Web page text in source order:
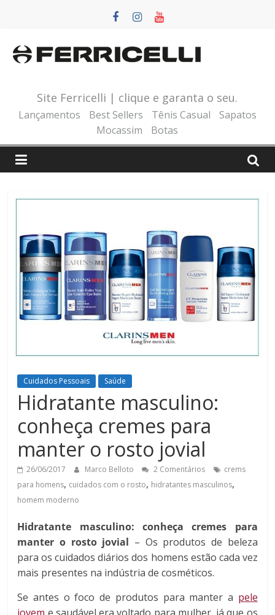
conteúdo
Site Ferricelli | clique e garanta o seu.
Lançamentos Best Sellers Tênis Casual
Sapatos
Mocassim
Botas
Cuidados Pessoais Saúde
Hidratante masculino:
conheça cremes para
manter o rosto jovial
26/06/2017 Marco Belloto 2 Comentários
crems
para homens, cuidados com o rosto, hidratantes masculinos,
homem moderno
Hidratante masculino: conheça cremes para
manter o rosto jovial – Os produtos de beleza
para os cuidados diários dos homens estão cada vez
mais presentes na indústria de cosméticos.
Se antes o foco de produtos para manter a pele